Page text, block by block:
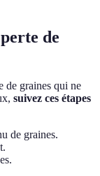
de
de graines qui ne
suivez ces étapes
de graines.